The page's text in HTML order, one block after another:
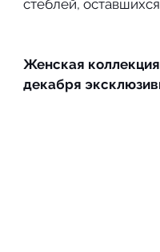
стеблей,
Женская
декабря